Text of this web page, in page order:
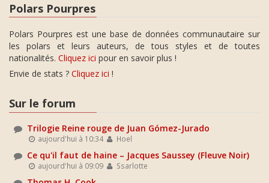
Polars Pourpres
Polars Pourpres est une base de données communautaire sur
les polars et leurs auteurs, de tous styles et de toutes
nationalités. Cliquez ici pour en savoir plus !
Envie de stats ? Cliquez ici !
Sur le forum
Trilogie Reine rouge de Juan Gómez-Jurado
aujourd'hui à 10:34 Hoel
Ce qu'il faut de haine – Jacques Saussey (Fleuve Noir)
aujourd'hui à 09:09 Ssarlotte